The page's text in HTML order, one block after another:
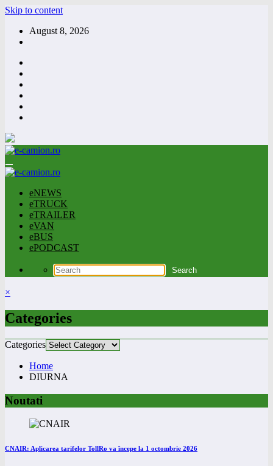
Skip to content
August 8, 2026
eNEWS
eTRUCK
eTRAILER
eVAN
eBUS
ePODCAST
×
Categories
Categories
Home
DIURNA
Noutati
CNAIR: Aplicarea tarifelor TollRo va începe la 1 octombrie 2026